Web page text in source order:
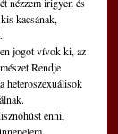
kacsának,
jogot vívok ki, az
Rendje
heteroszexuálisok
enni,